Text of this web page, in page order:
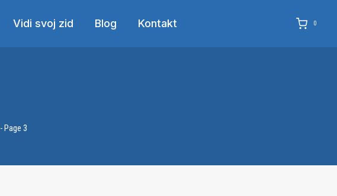
Vidi svoj zid Blog Kontakt 0
- Page 3